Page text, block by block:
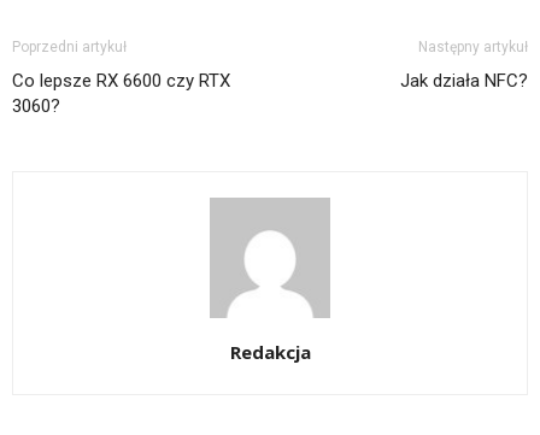
Poprzedni artykuł
Co lepsze RX 6600 czy RTX
3060?
Następny artykuł
Jak działa NFC?
Redakcja